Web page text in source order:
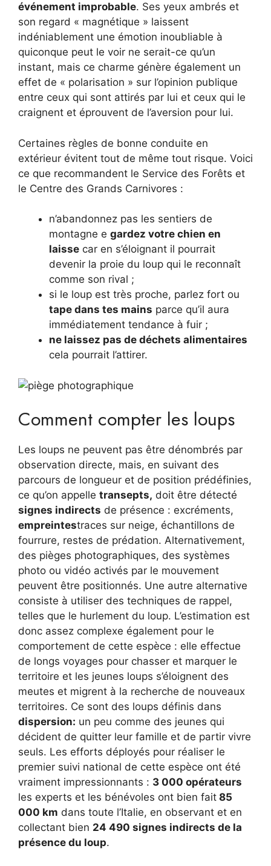
événement improbable. Ses yeux ambrés et
son regard « magnétique » laissent
indéniablement une émotion inoubliable à
quiconque peut le voir ne serait-ce qu’un
instant, mais ce charme génère également un
effet de « polarisation » sur l’opinion publique
entre ceux qui sont attirés par lui et ceux qui le
craignent et éprouvent de l’aversion pour lui.
Certaines règles de bonne conduite en
extérieur évitent tout de même tout risque. Voici
ce que recommandent le Service des Forêts et
le Centre des Grands Carnivores :
n’abandonnez pas les sentiers de
montagne e gardez votre chien en
laisse car en s’éloignant il pourrait
devenir la proie du loup qui le reconnaît
comme son rival ;
si le loup est très proche, parlez fort ou
tape dans tes mains parce qu’il aura
immédiatement tendance à fuir ;
ne laissez pas de déchets alimentaires
cela pourrait l’attirer.
Comment compter les loups
Les loups ne peuvent pas être dénombrés par
observation directe, mais, en suivant des
parcours de longueur et de position prédéfinies,
ce qu’on appelle transepts, doit être détecté
signes indirects de présence : excréments,
empreintestraces sur neige, échantillons de
fourrure, restes de prédation. Alternativement,
des pièges photographiques, des systèmes
photo ou vidéo activés par le mouvement
peuvent être positionnés. Une autre alternative
consiste à utiliser des techniques de rappel,
telles que le hurlement du loup. L’estimation est
donc assez complexe également pour le
comportement de cette espèce : elle effectue
de longs voyages pour chasser et marquer le
territoire et les jeunes loups s’éloignent des
meutes et migrent à la recherche de nouveaux
territoires. Ce sont des loups définis dans
dispersion: un peu comme des jeunes qui
décident de quitter leur famille et de partir vivre
seuls. Les efforts déployés pour réaliser le
premier suivi national de cette espèce ont été
vraiment impressionnants : 3 000 opérateurs
les experts et les bénévoles ont bien fait 85
000 km dans toute l’Italie, en observant et en
collectant bien 24 490 signes indirects de la
présence du loup.